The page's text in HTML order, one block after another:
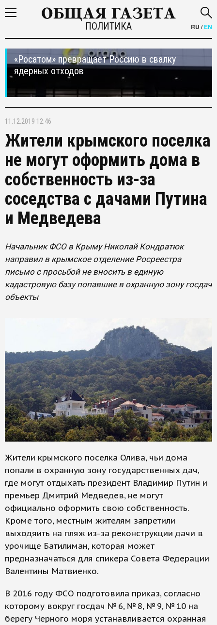
ПОЛИТИКА RU /EN
«Росатом» превращает Россию в свалку
ядерных отходов
11.12.2019 12:46
Жители крымского поселка
не могут оформить дома в
собственность из-за
соседства с дачами Путина
и Медведева
Начальник ФСО в Крыму Николай Кондратюк
направил в крымское отделение Росреестра
письмо с просьбой не вносить в единую
кадастровую базу попавшие в охранную зону госдач
объекты
Жители крымского поселка Олива, чьи дома
попали в охранную зону государственных дач,
где могут отдыхать президент Владимир Путин и
премьер Дмитрий Медведев, не могут
официально оформить свою собственность.
Кроме того, местным жителям запретили
выходяить на пляж из-за реконструкции дачи в
урочище Батилиман, которая может
предназначаться для спикера Совета Федерации
Валентины Матвиенко.
В 2016 году ФСО подготовила приказ, согласно
которому вокруг госдач № 6, № 8, № 9, № 10 на
берегу Черного моря устанавливается охранная